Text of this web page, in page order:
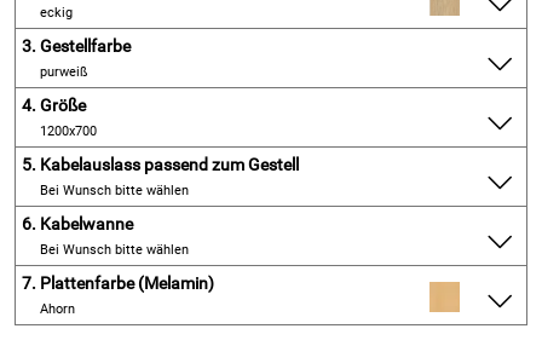
eckig
3. Gestellfarbe
purweiß
4. Größe
1200x700
5. Kabelauslass passend zum Gestell
Bei Wunsch bitte wählen
6. Kabelwanne
Bei Wunsch bitte wählen
7. Plattenfarbe (Melamin)
Ahorn